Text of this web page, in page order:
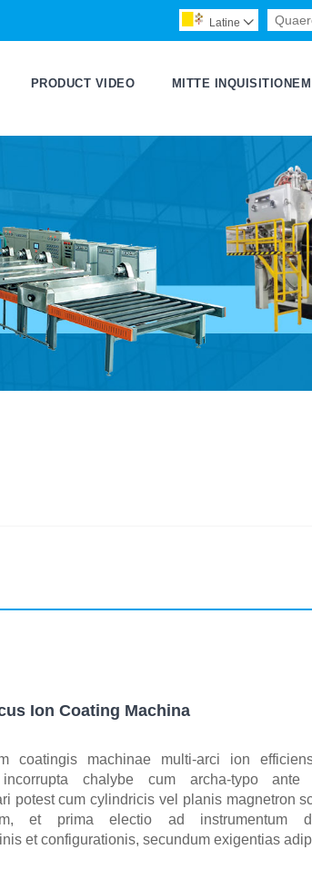
Latine 
PRODUCT VIDEO MITTE INQUISITIONEM
Ion Coating Machina
coatingis machinae multi-arci ion
chalybe cum archa-typo ante
potest cum cylindricis vel planis magnetron
et prima electio ad instrumentum
et configurationis, secundum exigentias